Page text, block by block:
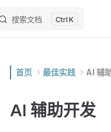
搜索文档 K
首页 最佳实践 AI 辅
AI 辅助开发